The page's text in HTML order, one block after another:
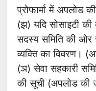
प्रोफार्मा में अपलोड
(झ) यदि सोसाइटी
सदस्य समिति की ओर
व्यक्ति का विवरण।
(ञ) सेवा सहकारी
की सूची (अपलोड की